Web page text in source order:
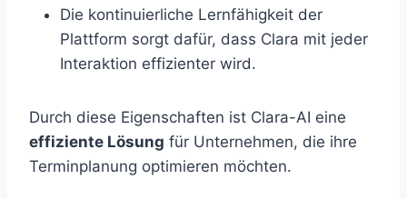
Die kontinuierliche Lernfähigkeit der
Plattform sorgt dafür, dass Clara mit jeder
Interaktion effizienter wird.
Durch diese Eigenschaften ist Clara-AI eine
effiziente Lösung für Unternehmen, die ihre
Terminplanung optimieren möchten.